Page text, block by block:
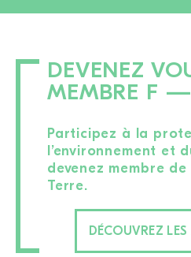
DEVENEZ
MEMBRE F
Participez à la
l’environnement et
devenez membre
Terre.
DÉCOUVREZ